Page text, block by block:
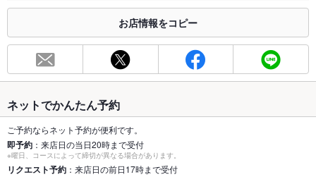
合わせください。
お席
容人数
個室 なし
座敷 なし
お店情報をコピー
ネットでかんたん予約
ご予約ならネット予約が便利です。
即予約 ：来店日の当日20時まで受付
※曜日、コースによって締切が異なる場合があります。
リクエスト予約 ：来店日の前日17時まで受付